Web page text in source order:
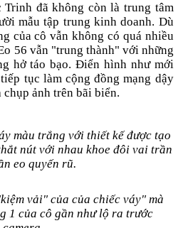
Trinh đã không còn là trung tâm
mẫu tập trung kinh doanh. Dù
của cô vẫn không có quá nhiều
56 vẫn "trung thành" với những
hở táo bạo. Điển hình như mới
tục làm cộng đồng mạng dậy
ảnh trên bãi biển.
màu trắng với thiết kế được tạo
nút với nhau khoe đôi vai trần
eo quyến rũ.
vải" của của chiếc váy" mà
1 của cô gần như lộ ra trước